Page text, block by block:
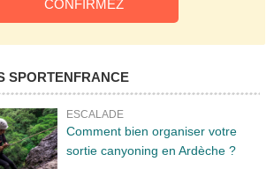
SPORTENFRANCE
ESCALADE
Comment bien organiser votre
sortie canyoning en Ardèche ?